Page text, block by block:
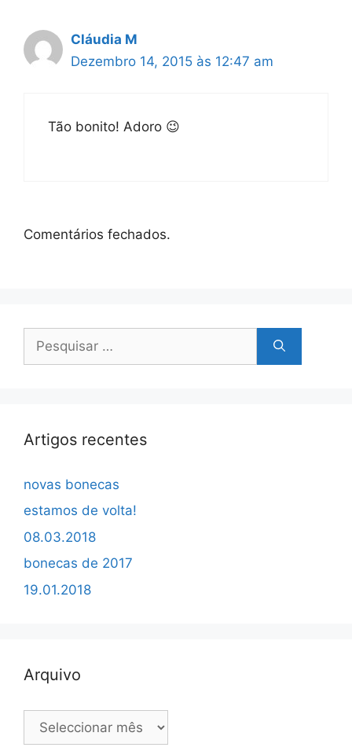
Cláudia M
Dezembro 14, 2015 às 12:47 am
Tão bonito! Adoro 😉
Comentários fechados.
por:
Artigos recentes
novas bonecas
estamos de volta!
08.03.2018
bonecas de 2017
19.01.2018
Arquivo
Arquivo